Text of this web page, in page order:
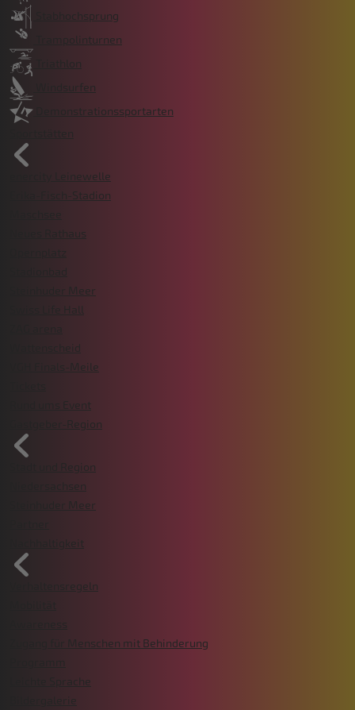
Stabhochsprung
Trampolinturnen
Triathlon
Windsurfen
Demonstrationssportarten
Sportstätten
enercity Leinewelle
Erika-Fisch-Stadion
Neues Rathaus
Steinhuder Meer
Swiss Life Hall
Wattenscheid
VGH Finals-Meile
Rund ums Event
Gastgeber-Region
Stadt und Region
Niedersachsen
Steinhuder Meer
Nachhaltigkeit
Verhaltensregeln
Zugang für Menschen mit Behinderung
Leichte Sprache
Bildergalerie